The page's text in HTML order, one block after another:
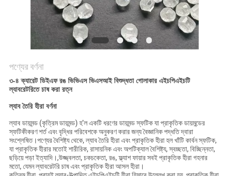
পণ্যের বর্ণনা
৩-৪ ক্যারেট ডিইএফ রঙ ভিভিএস ভিএসআই বিশুদ্ধতা গোলাকার এইচপিএইচটি
ল্যাবরেটরিতে চাষ করা রত্ন
ল্যাব তৈরি হীরা বর্ণনা
ল্যাব ডায়মন্ড (কৃত্রিম ডায়মন্ড) হ'ল একটি ধরণের ডায়মন্ড স্ফটিক যা প্রাকৃতিক ডায়মন্ডের
স্ফটিকীকরণ শর্ত এবং বৃদ্ধির পরিবেশকে অনুকরণ করার জন্য বৈজ্ঞানিক পদ্ধতি দ্বারা
সংশ্লেষিত।পণ্যের বৈশিষ্ট্য থেকে, ল্যাব তৈরি হীরা এবং প্রাকৃতিক হীরা হল খাঁটি কার্বন স্ফটিক,
যা প্রাকৃতিক হীরার মতোই শারীরিক, রাসায়নিক এবং অপটিক্যাল বৈশিষ্ট্য, স্বচ্ছতা, বিচ্ছিন্নতা,
ছড়িয়ে পড়া ইত্যাদি।,উজ্জ্বলতা, চকচকেতা, রঙ, ফ্ল্যাশ ফায়ার সবই প্রাকৃতিক হীরা গহনার
মতো, যেমন ল্যাবরেটরি চাষ এবং প্রাকৃতিক হীরা আসল হীরা।